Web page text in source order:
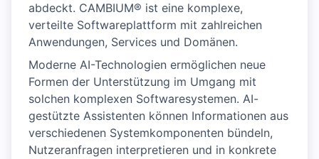
abdeckt. CAMBIUM® ist eine komplexe,
verteilte Softwareplattform mit zahlreichen
Anwendungen, Services und Domänen.
Moderne AI-Technologien ermöglichen neue
Formen der Unterstützung im Umgang mit
solchen komplexen Softwaresystemen. AI-
gestützte Assistenten können Informationen aus
verschiedenen Systemkomponenten bündeln,
Nutzeranfragen interpretieren und in konkrete